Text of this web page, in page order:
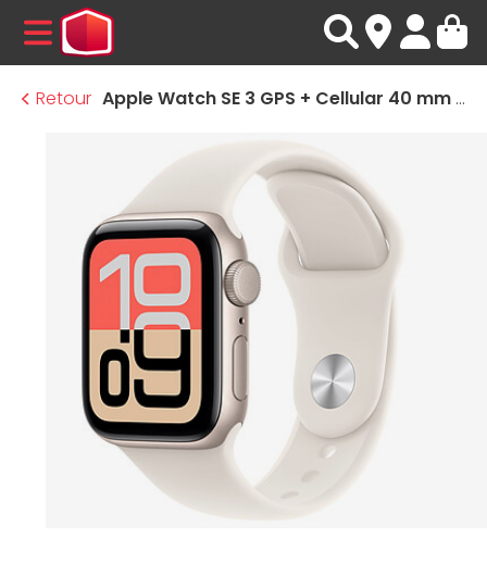
MENU
Retour
Apple Watch SE 3 GPS + Cellular 40 mm Aluminium Lumière Stellaire Bracelet Sport Lumière Stellaire M/L